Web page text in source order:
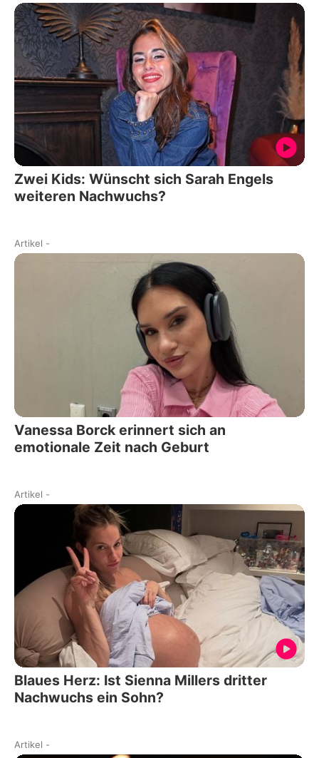
Zwei Kids: Wünscht sich Sarah Engels
weiteren Nachwuchs?
Artikel -
Vanessa Borck erinnert sich an
emotionale Zeit nach Geburt
Artikel -
Blaues Herz: Ist Sienna Millers dritter
Nachwuchs ein Sohn?
Artikel -